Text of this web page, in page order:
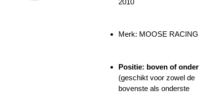
Merk: MOOSE RACING
Positie: boven of onder
(geschikt voor zowel de
bovenste als onderste